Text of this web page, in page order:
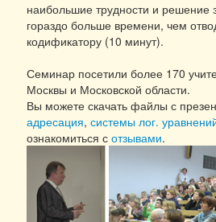
наибольшие трудности и решение
гораздо больше времени, чем
кодификатору (10 минут).
Семинар посетили более 170
Москвы и Московской области.
Вы можете скачать файлы с
адресация, системы лог.
ознакомиться с отзывами.